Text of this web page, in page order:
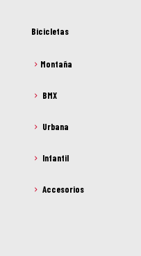
Bicicletas
Montaña
BMX
Urbana
Infantil
Accesorios